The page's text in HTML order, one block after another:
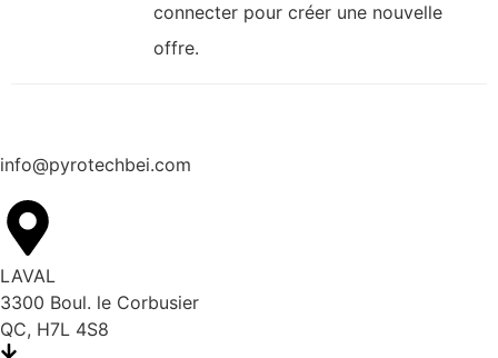
connecter pour créer une nouvelle
offre.
info@pyrotechbei.com
LAVAL
3300 Boul. le Corbusier
QC, H7L 4S8